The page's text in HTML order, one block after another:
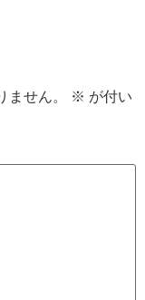
せん。 ※ が付い